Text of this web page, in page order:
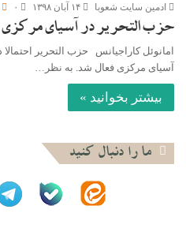
ادمین سایت شعوبا ۱۴ آبان ۱۳۹۸ ۰
حزب التحریر در آسیای مرکزی
آسیای مرکزی فعال شد. به نظر…
بیشتر بخوانید »
ما را دنبال کنید